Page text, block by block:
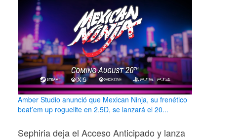
Amber Studio anunció que Mexican Ninja, su frenético
beat’em up roguelite en 2.5D, se lanzará el 20...
Sephiria deja el Acceso Anticipado y lanza